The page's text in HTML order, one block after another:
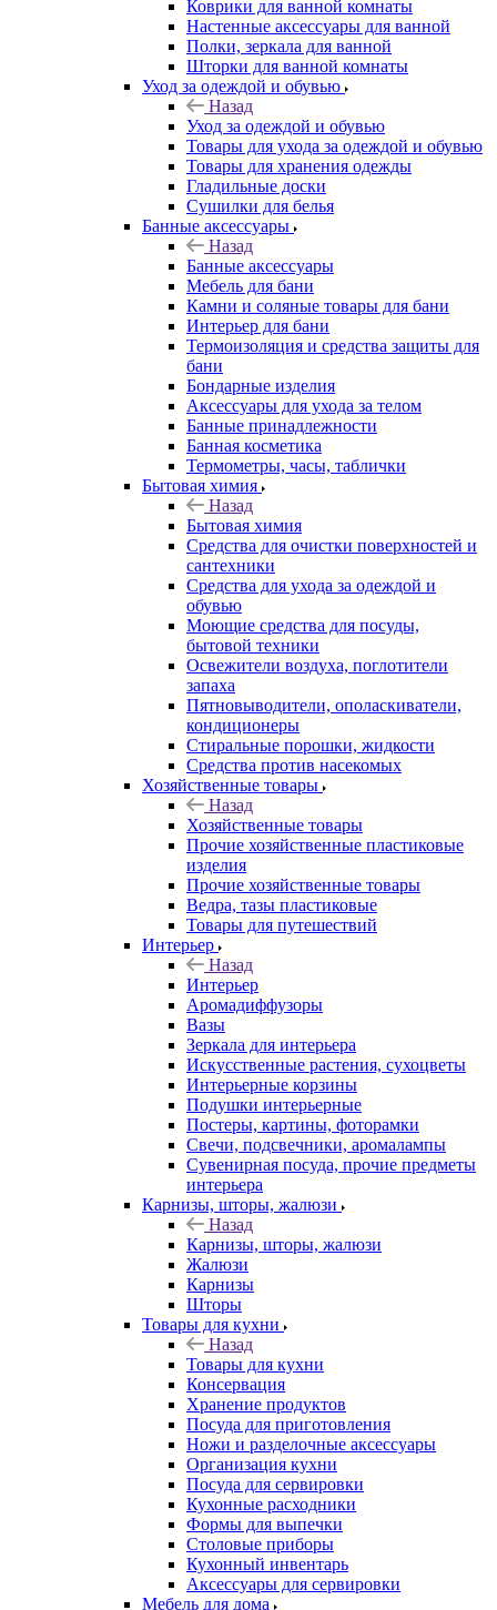
Коврики для ванной комнаты
Настенные аксессуары для ванной
Полки, зеркала для ванной
Шторки для ванной комнаты
Уход за одеждой и обувью
Назад
Уход за одеждой и обувью
Товары для ухода за одеждой и обувью
Товары для хранения одежды
Гладильные доски
Сушилки для белья
Банные аксессуары
Назад
Банные аксессуары
Мебель для бани
Камни и соляные товары для бани
Интерьер для бани
Термоизоляция и средства защиты для
бани
Бондарные изделия
Аксеcсуары для ухода за телом
Банные принадлежности
Банная косметика
Термометры, часы, таблички
Бытовая химия
Назад
Бытовая химия
Средства для очистки поверхностей и
сантехники
Средства для ухода за одеждой и
обувью
Моющие средства для посуды,
бытовой техники
Освежители воздуха, поглотители
запаха
Пятновыводители, ополаскиватели,
кондиционеры
Стиральные порошки, жидкости
Средства против насекомых
Хозяйственные товары
Назад
Хозяйственные товары
Прочие хозяйственные пластиковые
изделия
Прочие хозяйственные товары
Ведра, тазы пластиковые
Товары для путешествий
Интерьер
Назад
Интерьер
Аромадиффузоры
Вазы
Зеркала для интерьера
Искусственные растения, сухоцветы
Интерьерные корзины
Подушки интерьерные
Постеры, картины, фоторамки
Свечи, подсвечники, аромалампы
Сувенирная посуда, прочие предметы
интерьера
Карнизы, шторы, жалюзи
Назад
Карнизы, шторы, жалюзи
Жалюзи
Карнизы
Шторы
Товары для кухни
Назад
Товары для кухни
Консервация
Хранение продуктов
Посуда для приготовления
Ножи и разделочные аксессуары
Организация кухни
Посуда для сервировки
Кухонные расходники
Формы для выпечки
Столовые приборы
Кухонный инвентарь
Аксессуары для сервировки
Мебель для дома